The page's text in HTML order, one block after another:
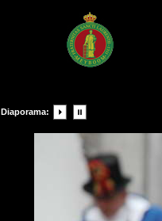
Diaporama: